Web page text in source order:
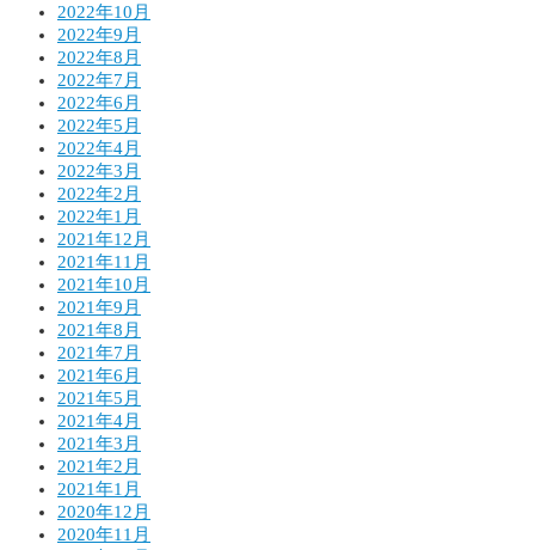
2022年10月
2022年9月
2022年8月
2022年7月
2022年6月
2022年5月
2022年4月
2022年3月
2022年2月
2022年1月
2021年12月
2021年11月
2021年10月
2021年9月
2021年8月
2021年7月
2021年6月
2021年5月
2021年4月
2021年3月
2021年2月
2021年1月
2020年12月
2020年11月